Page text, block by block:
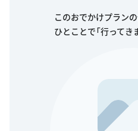
このおでかけプラン
ひとことで「行ってき